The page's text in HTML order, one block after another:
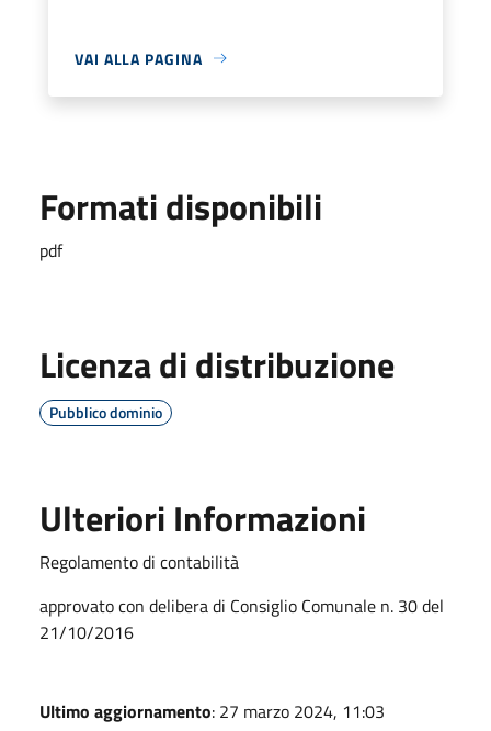
VAI ALLA PAGINA
Formati disponibili
pdf
Licenza di distribuzione
Pubblico dominio
Ulteriori Informazioni
Regolamento di contabilità
approvato con delibera di Consiglio Comunale n. 30 del
21/10/2016
Ultimo aggiornamento: 27 marzo 2024, 11:03